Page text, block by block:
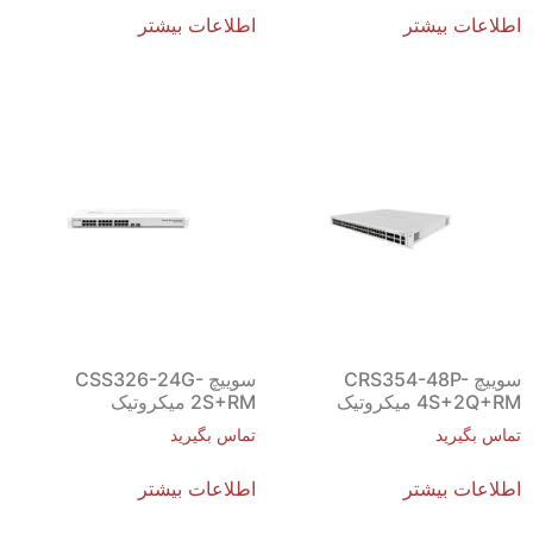
اطلاعات بیشتر اطلاعات بیشتر
سوییچ CRS354-48P-
4S+2Q+RM میکروتیک
تماس بگیرید
اطلاعات بیشتر
سوییچ CSS326-24G-
2S+RM میکروتیک
تماس بگیرید
اطلاعات بیشتر